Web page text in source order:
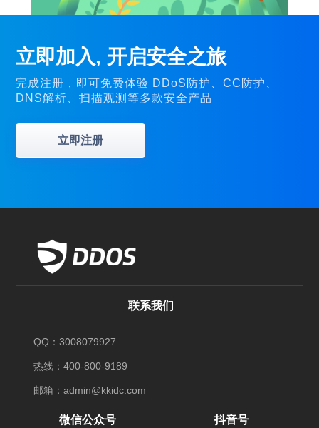
立即加入, 开启安全之旅
完成注册，即可免费体验 DDoS防护、CC防护、
DNS解析、扫描观测等多款安全产品
立即注册
联系我们
QQ：3008079927
热线：400-800-9189
邮箱：admin@kkidc.com
微信公众号 抖音号